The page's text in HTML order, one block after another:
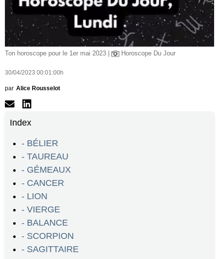
Ton horoscope pour le 1er mai 2023 | Horoscope Du Jour
30/04/2023 00:01:00h
par Alice Rousselot
Index
- BÉLIER
- TAUREAU
- GÉMEAUX
- CANCER
- LION
- VIERGE
- BALANCE
- SCORPION
- SAGITTAIRE